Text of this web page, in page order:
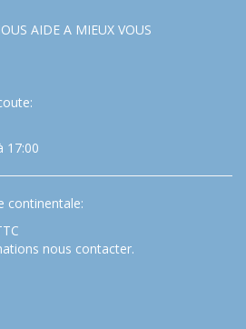
AIDE A MIEUX VOUS
17:00
continentale:
nous contacter.